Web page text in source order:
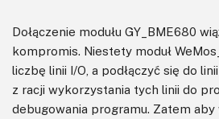
Dołączenie modułu GY_BME680
kompromis. Niestety moduł
liczbę linii I/O, a podłączyć się do
z racji wykorzystania tych linii do
debugowania programu. Zatem